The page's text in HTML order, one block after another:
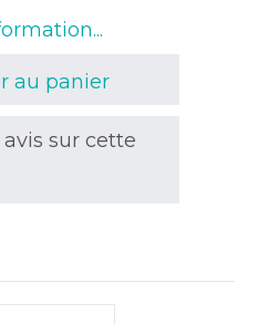
au panier
sur cette